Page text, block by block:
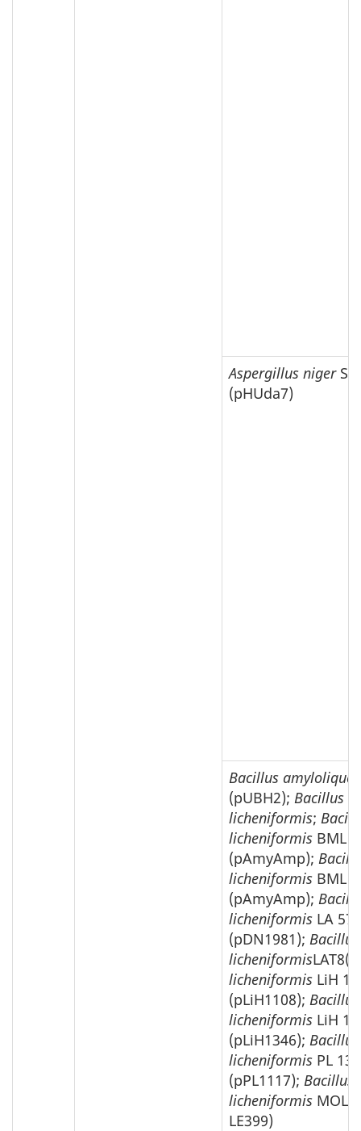
Aspergillus niger
(pHUda7)
Bacillus
(pUBH2); Bacillus
licheniformis;
licheniformis BML
(pAmyAmp);
licheniformis BML
(pAmyAmp);
licheniformis LA 57
(pDN1981); Bacillus
licheniformis
licheniformis LiH
(pLiH1108); Bacillus
licheniformis LiH
(pLiH1346); Bacillus
licheniformis PL
(pPL1117); Bacillus
licheniformis MOL
LE399)